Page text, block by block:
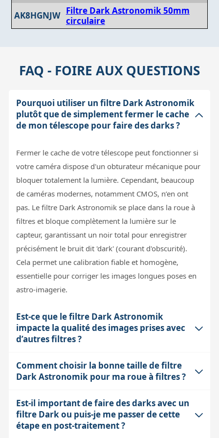
AK8HGNJW Filtre Dark Astronomik 50mm
circulaire
FAQ - FOIRE AUX QUESTIONS
Pourquoi utiliser un filtre Dark Astronomik
plutôt que de simplement fermer le cache
de mon télescope pour faire des darks ?
Fermer le cache de votre télescope peut fonctionner si
votre caméra dispose d'un obturateur mécanique pour
bloquer totalement la lumière. Cependant, beaucoup
de caméras modernes, notamment CMOS, n’en ont
pas. Le filtre Dark Astronomik se place dans la roue à
filtres et bloque complètement la lumière sur le
capteur, garantissant un noir total pour enregistrer
précisément le bruit dit 'dark' (courant d'obscurité).
Cela permet une calibration fiable et homogène,
essentielle pour corriger les images longues poses en
astro-imagerie.
Est-ce que le filtre Dark Astronomik
impacte la qualité des images prises avec
d’autres filtres ?
Le filtre Dark est totalement opaque et ne laisse passer
aucune lumière, mais il est uniquement utilisé pour
observer le ciel. Lorsqu'il est retiré et remplacé par un
filtre d'observation ou d'imagerie, il n'a aucun effet sur
Comment choisir la bonne taille de filtre
Dark Astronomik pour ma roue à filtres ?
La taille du filtre Dark doit correspondre précisément
au diamètre de votre roue à filtres pour assurer une
occultation totale et éviter toute fuite de lumière.
Est-il important de faire des darks avec un
filtre Dark ou puis-je me passer de cette
étape en post-traitement ?